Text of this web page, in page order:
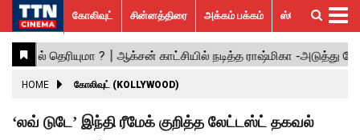
கோலிவுட்
சின்னத்திரை
பாலிவுட்
ஹாலிவுட்
அக்கம்
பக்கம்
ஸ்பெஷல்
ஸ்டோரீஸ்
விமர்சனம்
GALLERY
ACTRESS
ACTORS
VIDEOS
What’s
Hot
Trending
News
கோலிவுட் சின்னத்திரை அக்கம் பக்கம் ஸ்பெஷல் ஸ்டோரீஸ்
HOME கோலிவுட் (KOLLYWOOD)
‘லவ் டுடே’ இந்தி ரீமேக் குறித்த லேட்டஸ்ட் தகவல்